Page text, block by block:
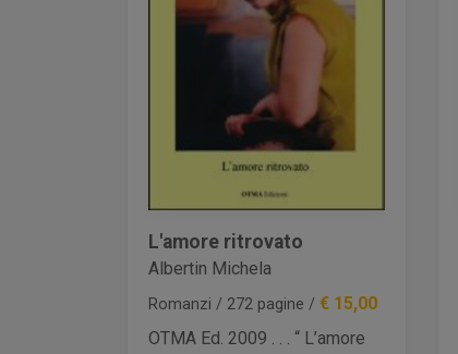
L'amore ritrovato
Albertin Michela
Romanzi / 272 pagine /€ 15,00
OTMA Ed. 2009 . . . “ L’amore